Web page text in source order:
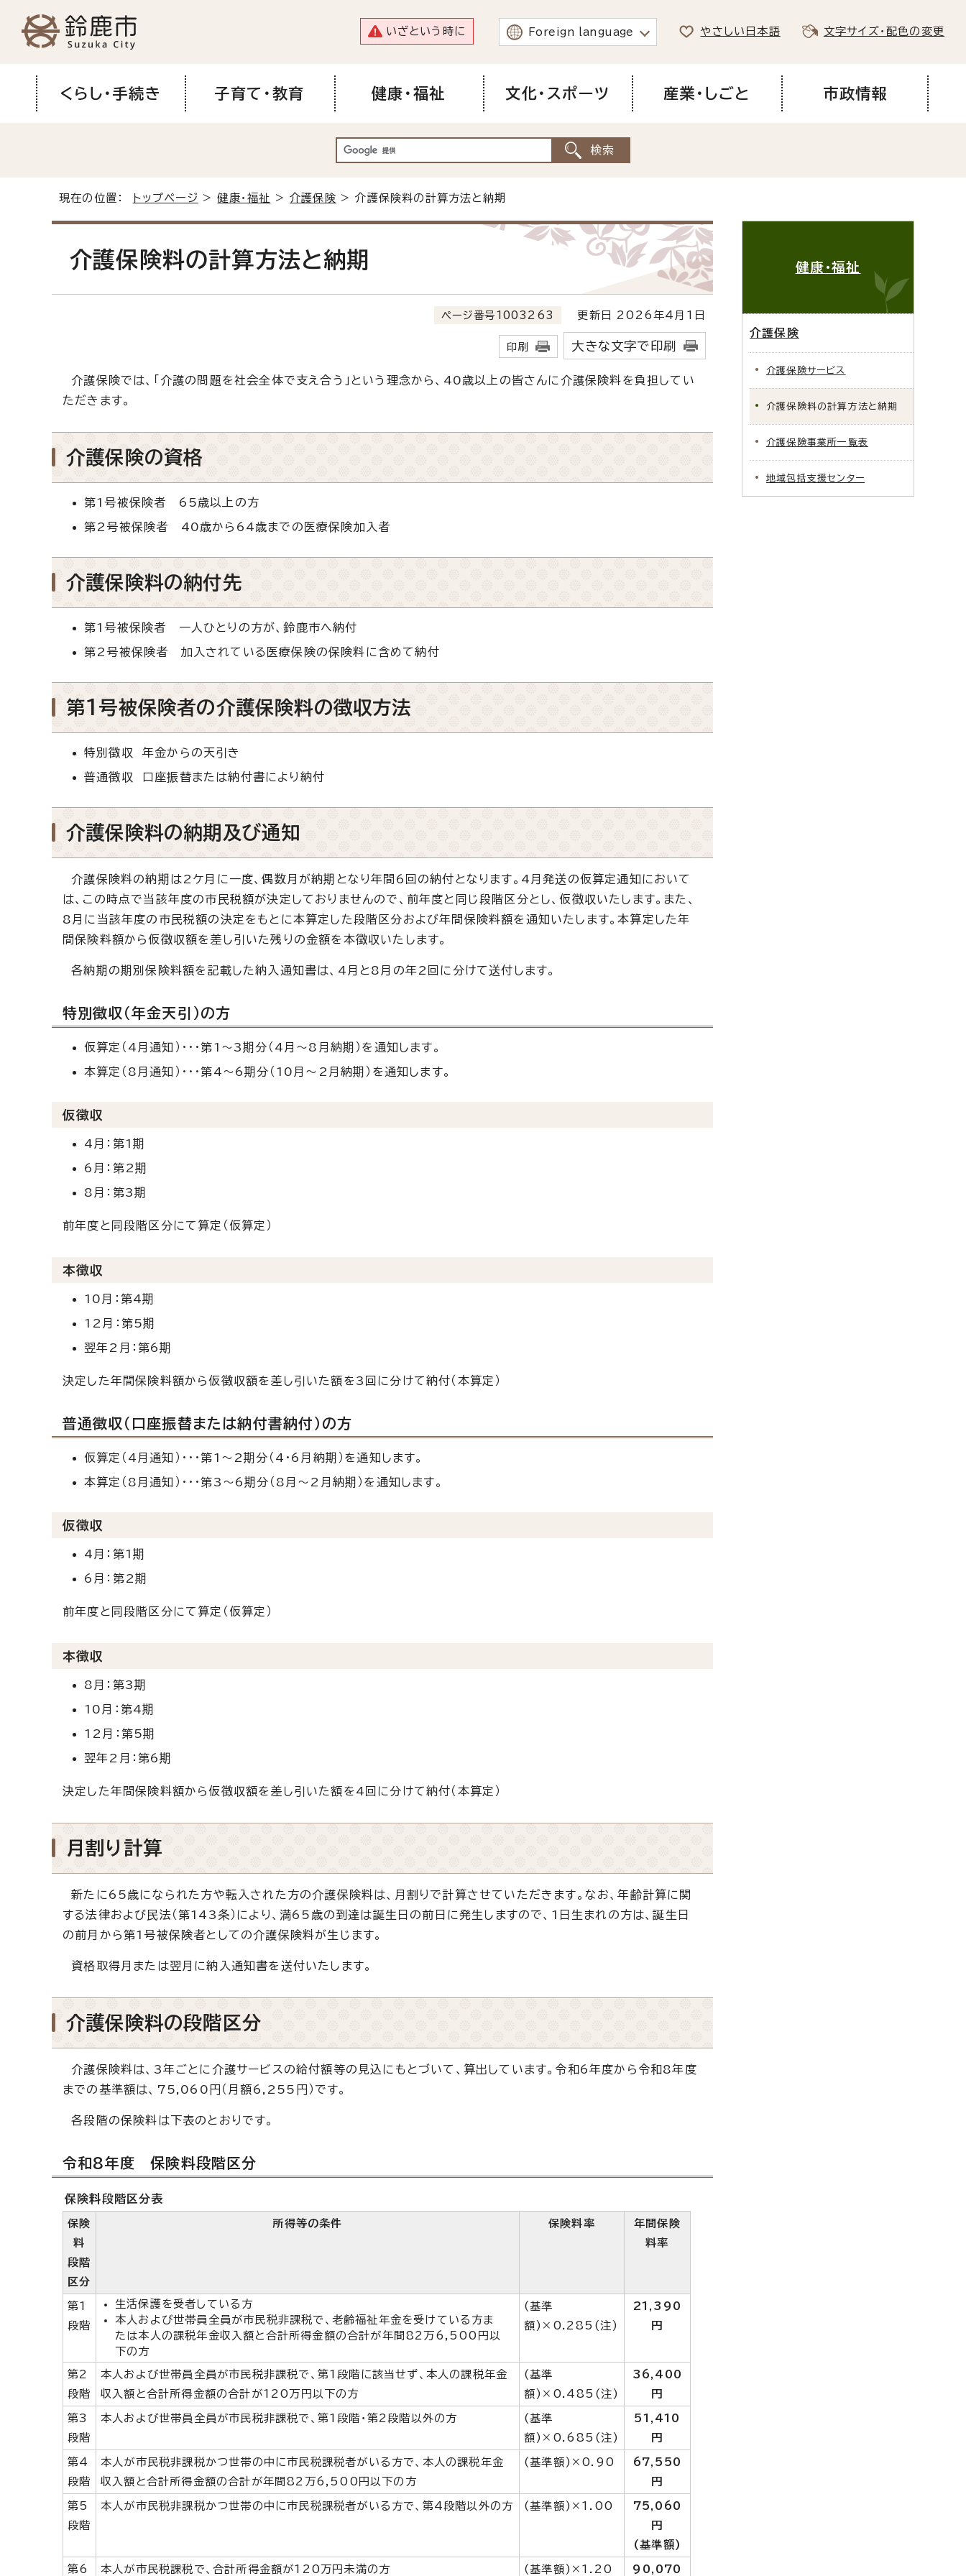
いざという時に Foreign language やさしい日本語 文字サイズ・配色の変更
くらし・手続き 子育て・教育 健康・福祉 文化・スポーツ 産業・しごと 市政情報
現在の位置： トップページ >健康・福祉 >介護保険 > 介護保険料の計算方法と納期
介護保険料の計算方法と納期
ページ番号1003263 更新日 2026年4月1日
印刷 大きな文字で印刷
介護保険では、「介護の問題を社会全体で支え合う」という理念から、40歳以上の皆さんに介護保険料を負担してい
ただきます。
介護保険の資格
第1号被保険者 65歳以上の方
第2号被保険者 40歳から64歳までの医療保険加入者
介護保険料の納付先
第1号被保険者 一人ひとりの方が、鈴鹿市へ納付
第2号被保険者 加入されている医療保険の保険料に含めて納付
第1号被保険者の介護保険料の徴収方法
特別徴収 年金からの天引き
普通徴収 口座振替または納付書により納付
介護保険料の納期及び通知
介護保険料の納期は2ケ月に一度、偶数月が納期となり年間6回の納付となります。4月発送の仮算定通知において
は、この時点で当該年度の市民税額が決定しておりませんので、前年度と同じ段階区分とし、仮徴収いたします。また、
8月に当該年度の市民税額の決定をもとに本算定した段階区分および年間保険料額を通知いたします。本算定した年
間保険料額から仮徴収額を差し引いた残りの金額を本徴収いたします。
各納期の期別保険料額を記載した納入通知書は、4月と8月の年2回に分けて送付します。
特別徴収（年金天引）の方
仮算定（4月通知）・・・第1～3期分（4月～8月納期）を通知します。
本算定（8月通知）・・・第4～6期分（10月～2月納期）を通知します。
仮徴収
4月：第1期
6月：第2期
8月：第3期
前年度と同段階区分にて算定（仮算定）
本徴収
10月：第4期
12月：第5期
翌年2月：第6期
決定した年間保険料額から仮徴収額を差し引いた額を3回に分けて納付（本算定）
普通徴収（口座振替または納付書納付）の方
仮算定（4月通知）・・・第1～2期分（4・6月納期）を通知します。
本算定（8月通知）・・・第3～6期分（8月～2月納期）を通知します。
仮徴収
4月：第1期
6月：第2期
前年度と同段階区分にて算定（仮算定）
本徴収
8月：第3期
10月：第4期
12月：第5期
翌年2月：第6期
決定した年間保険料額から仮徴収額を差し引いた額を4回に分けて納付（本算定）
月割り計算
新たに65歳になられた方や転入された方の介護保険料は、月割りで計算させていただきます。なお、年齢計算に関
する法律および民法（第143条）により、満65歳の到達は誕生日の前日に発生しますので、1日生まれの方は、誕生日
の前月から第1号被保険者としての介護保険料が生じます。
資格取得月または翌月に納入通知書を送付いたします。
介護保険料の段階区分
介護保険料は、3年ごとに介護サービスの給付額等の見込にもとづいて、算出しています。令和6年度から令和8年度
までの基準額は、75,060円（月額6,255円）です。
各段階の保険料は下表のとおりです。
令和8年度 保険料段階区分
保険料段階区分表
保険
料
段階
区分
所得等の条件 保険料率
年間保険
料率
第1
段階
生活保護を受者している方
本人および世帯員全員が市民税非課税で、老齢福祉年金を受けている方ま
たは本人の課税年金収入額と合計所得金額の合計が年間82万6,500円以
下の方
(基準
額)×0.285(注)
21,390
円
第2
段階
本人および世帯員全員が市民税非課税で、第1段階に該当せず、本人の課税年金
収入額と合計所得金額の合計が120万円以下の方
(基準
額)×0.485(注)
36,400
円
第3
段階
本人および世帯員全員が市民税非課税で、第1段階・第2段階以外の方
(基準
額)×0.685(注)
51,410
円
第4
段階
本人が市民税非課税かつ世帯の中に市民税課税者がいる方で、本人の課税年金
収入額と合計所得金額の合計が年間82万6,500円以下の方
(基準額)×0.90
67,550
円
第5
段階
本人が市民税非課税かつ世帯の中に市民税課税者がいる方で、第4段階以外の方 (基準額)×1.00
75,060
円
(基準額)
第6 本人が市民税課税で、合計所得金額が120万円未満の方 (基準額)×1.20 90,070
健康・福祉
介護保険
介護保険サービス
介護保険料の計算方法と納期
介護保険事業所一覧表
地域包括支援センター